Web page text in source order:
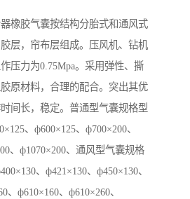
橡胶气囊按结构分胎式和通风式
层，帘布层组成。压风机、钻机
压力为0.75Mpa。采用弹性、撕
原材料，合理的配合。突出其优
间长，稳定。普通型气囊规格型
、ф600×125、ф700×200、
、ф1070×200、通风型气囊规格
、ф421×130、ф450×130、
、ф610×160、ф610×260、